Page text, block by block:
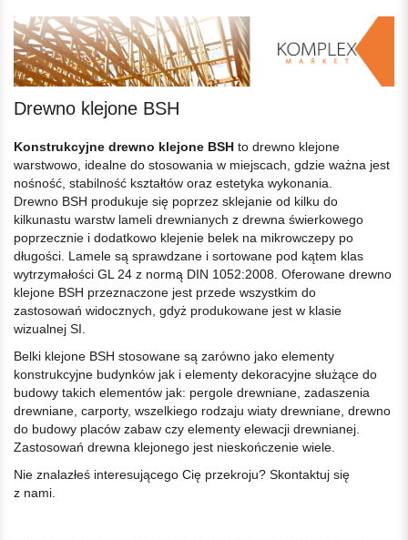
Drewno klejone BSH
Konstrukcyjne drewno klejone BSH to drewno klejone
warstwowo, idealne do stosowania w miejscach, gdzie ważna jest
nośność, stabilność kształtów oraz estetyka wykonania.
Drewno BSH produkuje się poprzez sklejanie od kilku do
kilkunastu warstw lameli drewnianych z drewna świerkowego
poprzecznie i dodatkowo klejenie belek na mikrowczepy po
długości. Lamele są sprawdzane i sortowane pod kątem klas
wytrzymałości GL 24 z normą DIN 1052:2008. Oferowane drewno
klejone BSH przeznaczone jest przede wszystkim do
zastosowań widocznych, gdyż produkowane jest w klasie
wizualnej SI.
Belki klejone BSH stosowane są zarówno jako elementy
konstrukcyjne budynków jak i elementy dekoracyjne służące do
budowy takich elementów jak: pergole drewniane, zadaszenia
drewniane, carporty, wszelkiego rodzaju wiaty drewniane, drewno
do budowy placów zabaw czy elementy elewacji drewnianej.
Zastosowań drewna klejonego jest nieskończenie wiele.
Nie znalazłeś interesującego Cię przekroju? Skontaktuj się
z nami.